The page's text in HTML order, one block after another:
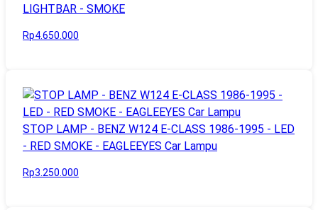
LIGHTBAR - SMOKE
Rp4.650.000
STOP LAMP - BENZ W124 E-CLASS 1986-1995 - LED
- RED SMOKE - EAGLEEYES Car Lampu
Rp3.250.000